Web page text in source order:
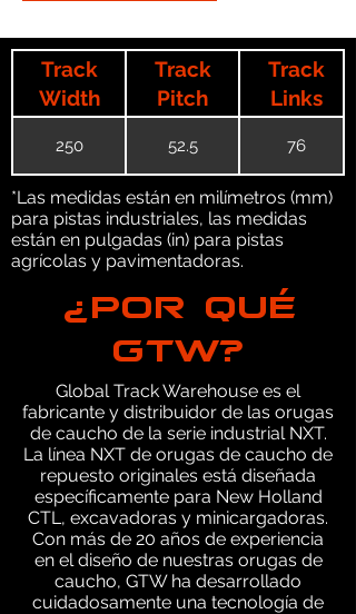
Track
Width
Track
Pitch
Track
Links
250 52.5 76
*Las medidas están en milímetros (mm)
para pistas industriales, las medidas
están en pulgadas (in) para pistas
agrícolas y pavimentadoras.
¿POR QUÉ
GTW?
Global Track Warehouse es el
fabricante y distribuidor de las orugas
de caucho de la serie industrial NXT.
La línea NXT de orugas de caucho de
repuesto originales está diseñada
específicamente para New Holland
CTL, excavadoras y minicargadoras.
Con más de 20 años de experiencia
en el diseño de nuestras orugas de
caucho, GTW ha desarrollado
cuidadosamente una tecnología de